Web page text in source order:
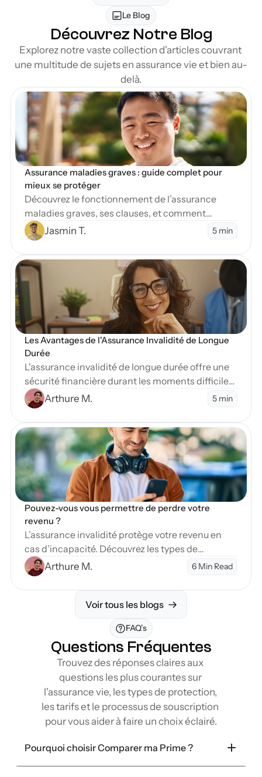
Le Blog
Découvrez Notre Blog
Explorez notre vaste collection d'articles couvrant
une multitude de sujets en assurance vie et bien au-
delà.
Blog
Assurance maladies graves : guide complet pour
mieux se protéger
Découvrez le fonctionnement de l’assurance
maladies graves, ses clauses, et comment
protéger vos finances en cas de diagnostic
sévère.
Jasmin T. 5 min
Blog
Les Avantages de l'Assurance Invalidité de Longue
Durée
L'assurance invalidité de longue durée offre une
sécurité financière durant les moments difficiles.
Apprenez-en plus sur ses nombreux avantages
essentiels.
Arthure M. 5 min
Blog
Pouvez-vous vous permettre de perdre votre
revenu ?
L’assurance invalidité protège votre revenu en
cas d’incapacité. Découvrez les types de
couverture et étapes pour sécuriser votre avenir
financier.
Arthure M. 6 Min Read
Voir tous les blogs
FAQ’s
Questions Fréquentes
Trouvez des réponses claires aux
questions les plus courantes sur
l'assurance vie, les types de protection,
les tarifs et le processus de souscription
pour vous aider à faire un choix éclairé.
Pourquoi choisir Comparer ma Prime ?